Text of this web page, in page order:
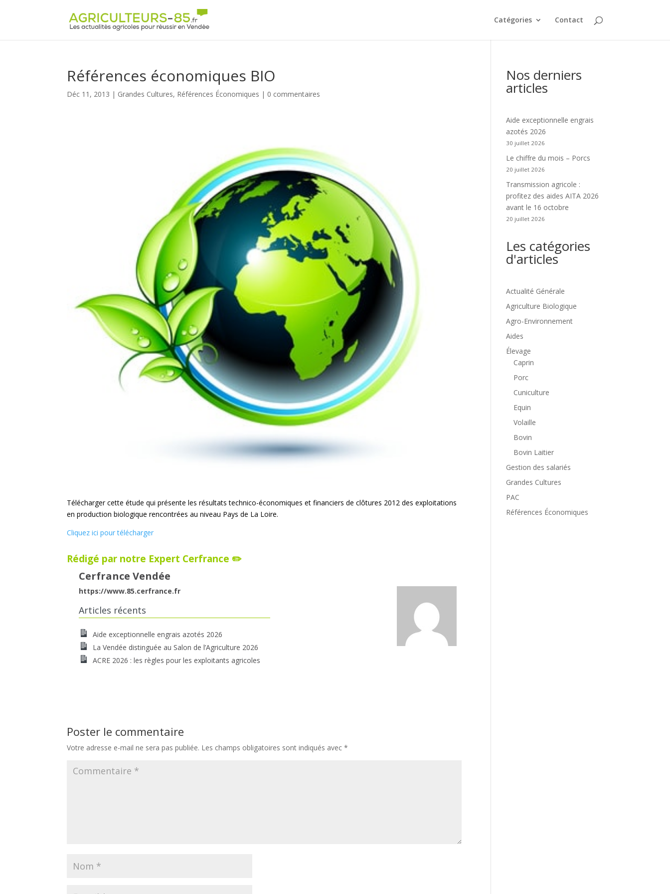
Catégories Contact
Références économiques BIO
Déc 11, 2013 | Grandes Cultures, Références Économiques | 0 commentaires
Télécharger cette étude qui présente les résultats technico-économiques et financiers de clôtures 2012 des exploitations
en production biologique rencontrées au niveau Pays de La Loire.
Cliquez ici pour télécharger
Rédigé par notre Expert Cerfrance ✏️
Cerfrance Vendée
https://www.85.cerfrance.fr
Articles récents
Aide exceptionnelle engrais azotés 2026
La Vendée distinguée au Salon de l’Agriculture 2026
ACRE 2026 : les règles pour les exploitants agricoles
Poster le commentaire
Votre adresse e-mail ne sera pas publiée. Les champs obligatoires sont indiqués avec*
Nos derniers
articles
Aide exceptionnelle engrais
azotés 2026
30 juillet 2026
Le chiffre du mois – Porcs
20 juillet 2026
Transmission agricole :
profitez des aides AITA 2026
avant le 16 octobre
20 juillet 2026
Les catégories
d'articles
Actualité Générale
Agriculture Biologique
Agro-Environnement
Aides
Élevage
Caprin
Porc
Cuniculture
Equin
Volaille
Bovin
Bovin Laitier
Gestion des salariés
Grandes Cultures
PAC
Références Économiques